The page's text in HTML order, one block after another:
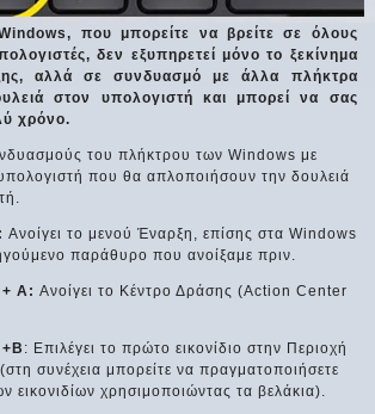
που μπορείτε να βρείτε σε όλους
δεν εξυπηρετεί μόνο το ξεκίνημα
αλλά σε συνδυασμό με άλλα πλήκτρα
στον υπολογιστή και μπορεί να σας
χρόνο.
του πλήκτρου των Windows με
που θα απλοποιήσουν την δουλειά
Ανοίγει το μενού Έναρξη, επίσης στα Windows
παράθυρο που ανοίξαμε πριν.
A: Ανοίγει το Κέντρο Δράσης (Action Center
: Επιλέγει το πρώτο εικονίδιο στην Περιοχή
συνέχεια μπορείτε να πραγματοποιήσετε
εικονιδίων χρησιμοποιώντας τα βελάκια).